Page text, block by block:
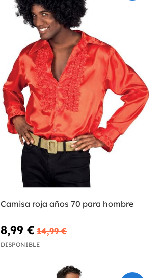
Camisa roja años 70 para hombre
8,99 € 14,99 €
DISPONIBLE